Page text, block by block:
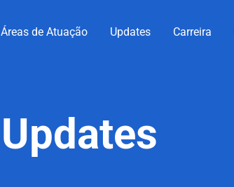
Áreas de Atuação Updates Carreira
Updates